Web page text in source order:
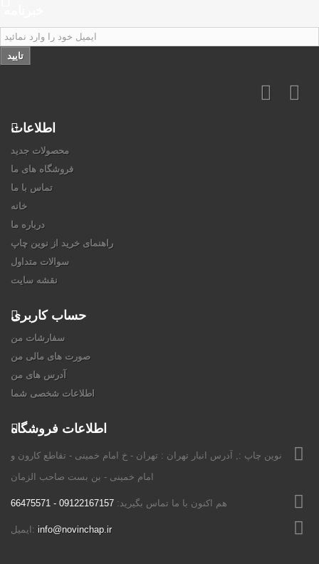
تایید
اطلاعات
محصولات جدید
فروشگاه های ما
تماس با ما
خانه
درباره ما
راهنمای خرید از نوین چاپ
سوالات متداول
نقشه سایت
حساب کاربری
سفارشات من
صورت های مالی من
آدرس های من
اطلاعات شخصی شما
اطلاعات فروشگاه
نوين چاپ :, آدرس انبار تهران : تهران - خ امام خمینی - تقاطع کارون و
امام خمینی - بن بست صاحب الزمان
هم اکنون با ما تماس بگیرید: 09122167157 - 66475571
ایمیل: info@novinchap.ir